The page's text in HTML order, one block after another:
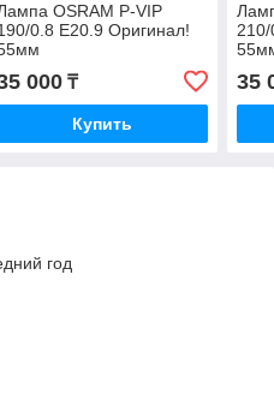
OSRAM P-VIP
0.8 E20.9 Оригинал!
000₸
Купить
35
год